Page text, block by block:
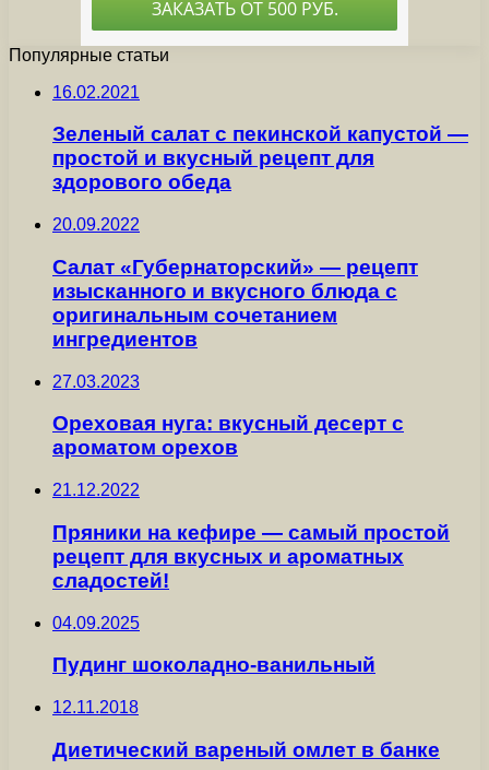
Популярные статьи
16.02.2021
Зеленый салат с пекинской капустой —
простой и вкусный рецепт для
здорового обеда
20.09.2022
Салат «Губернаторский» — рецепт
изысканного и вкусного блюда с
оригинальным сочетанием
ингредиентов
27.03.2023
Ореховая нуга: вкусный десерт с
ароматом орехов
21.12.2022
Пряники на кефире — самый простой
рецепт для вкусных и ароматных
сладостей!
04.09.2025
Пудинг шоколадно-ванильный
12.11.2018
Диетический вареный омлет в банке